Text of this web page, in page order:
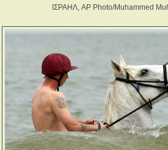
ΙΣΡΑΗΛ, AP Photo/Muhammed